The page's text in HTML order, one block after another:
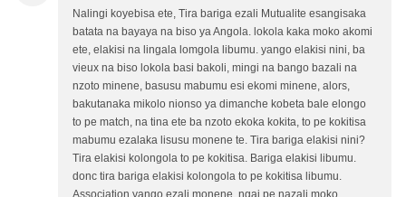
Nalingi koyebisa ete, Tira bariga ezali Mutualite esangisaka
batata na bayaya na biso ya Angola. lokola kaka moko akomi
ete, elakisi na lingala lomgola libumu. yango elakisi nini, ba
vieux na biso lokola basi bakoli, mingi na bango bazali na
nzoto minene, basusu mabumu esi ekomi minene, alors,
bakutanaka mikolo nionso ya dimanche kobeta bale elongo
to pe match, na tina ete ba nzoto ekoka kokita, to pe kokitisa
mabumu ezalaka lisusu monene te. Tira bariga elakisi nini?
Tira elakisi kolongola to pe kokitisa. Bariga elakisi libumu.
donc tira bariga elakisi kolongola to pe kokitisa libumu.
Association yango ezali monene, ngai pe nazali moko